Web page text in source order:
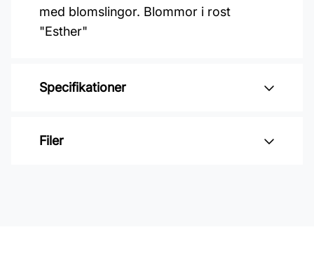
med blomslingor. Blommor i rost
"Esther"
Specifikationer
Varumärke: Midbec Tapeter
Filer